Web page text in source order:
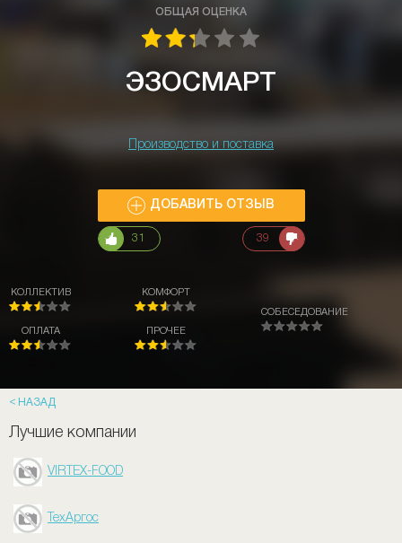
ОБЩАЯ ОЦЕНКА
ЭЗОСМАРТ
Производство и поставка
ДОБАВИТЬ ОТЗЫВ
31 39
КОЛЛЕКТИВ
ОПЛАТА
КОМФОРТ
ПРОЧЕЕ
СОБЕСЕДОВАНИЕ
НАЗАД
Лучшие компании
VIRTEX-FOOD
ТехАргос